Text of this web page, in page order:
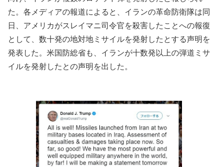
た。各メディアの報道によると、イランの革命防衛隊は同
日、アメリカがスレイマニ司令官を殺害したことへの報復
として、数十発の地対地ミサイルを発射したとする声明を
発表した。米国防総省も、イランが十数発以上の弾道ミサ
イルを発射したとの声明を出した。